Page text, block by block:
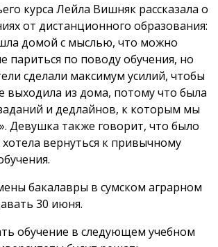
курса Лейла Вишняк рассказала о
от дистанционного образования:
домой с мыслью, что можно
париться по поводу обучения, но
сделали максимум усилий, чтобы
выходила из дома, потому что была
и дедлайнов, к которым мы
Девушка также говорит, что было
вернуться к привычному
бакалавры в сумском аграрном
30 июня.
обучение в следующем учебном